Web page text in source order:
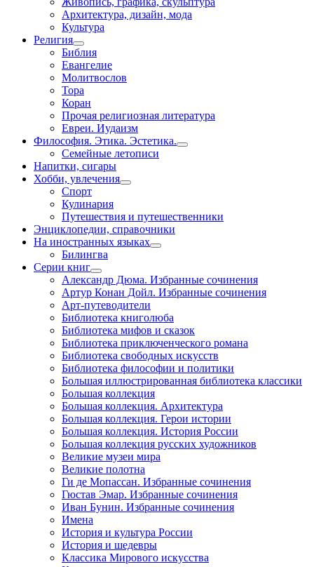
Архитектура, дизайн, мода
Культура
Религия
Библия
Евангелие
Молитвослов
Тора
Коран
Прочая религиозная литература
Евреи. Иудаизм
Философия. Этика. Эстетика.
Семейные летописи
Напитки, сигары
Хобби, увлечения
Спорт
Кулинария
Путешествия и путешественники
Энциклопедии, справочники
На иностранных языках
Билингва
Серии книг
Александр Дюма. Избранные сочинения
Артур Конан Дойл. Избранные сочинения
Арт-путеводители
Библиотека книголюба
Библиотека мифов и сказок
Библиотека приключенческого романа
Библиотека свободных искусств
Библиотека философии и политики
Большая иллюстрированная библиотека классики
Большая коллекция
Большая коллекция. Архитектура
Большая коллекция. Герои истории
Большая коллекция. История России
Большая коллекция русских художников
Великие музеи мира
Великие полотна
Ги де Мопассан. Избранные сочинения
Гюстав Эмар. Избранные сочинения
Иван Бунин. Избранные сочинения
Имена
История и культура России
История и шедевры
Классика Мирового искусства